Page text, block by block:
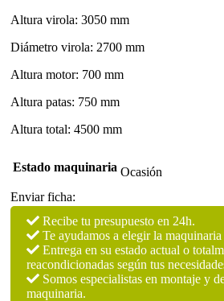
Altura virola: 3050 mm
Diámetro virola: 2700 mm
Altura motor: 700 mm
Altura patas: 750 mm
Altura total: 4500 mm
Estado maquinaria Ocasión
Enviar ficha:
Recibe tu presupuesto en 24h.
Te ayudamos a elegir la maquinaria
Entrega en su estado actual o
reacondicionadas según tus
Somos especialistas en montaje y
maquinaria.